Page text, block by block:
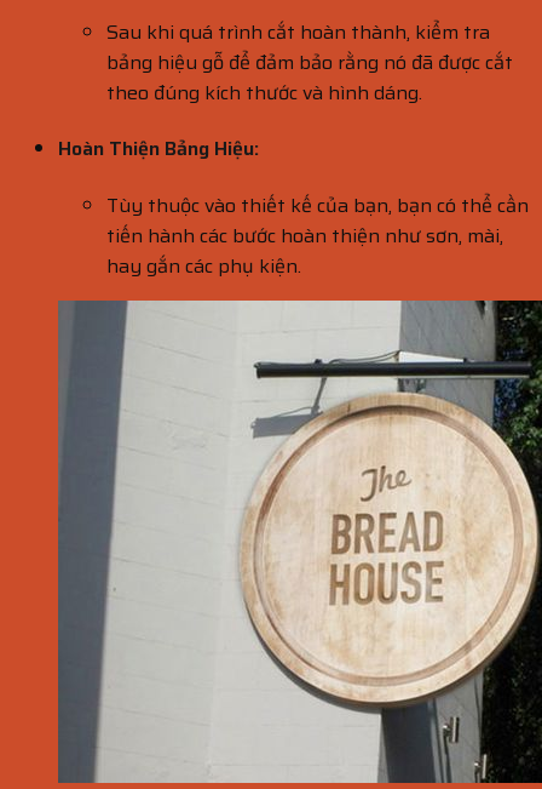
Sau khi quá trình cắt hoàn thành, kiểm tra
bảng hiệu gỗ để đảm bảo rằng nó đã được cắt
theo đúng kích thước và hình dáng.
Hoàn Thiện Bảng Hiệu:
Tùy thuộc vào thiết kế của bạn, bạn có thể cần
tiến hành các bước hoàn thiện như sơn, mài,
hay gắn các phụ kiện.